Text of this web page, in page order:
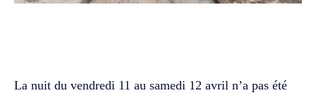
La nuit du vendredi 11 au samedi 12 avril n’a pas été